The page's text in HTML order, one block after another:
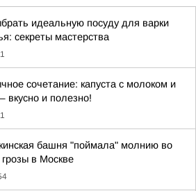
идеальную посуду для варки
секреты мастерства
сочетание: капуста с молоком и
вкусно и полезно!
башня "поймала" молнию во
в Москве